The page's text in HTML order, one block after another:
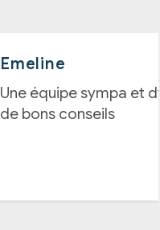
Emeline
Une équipe sympa et
de bons conseils